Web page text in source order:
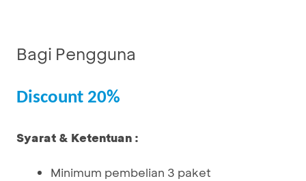
Bagi Pengguna
Discount 20%
Syarat & Ketentuan :
Minimum pembelian 3 paket